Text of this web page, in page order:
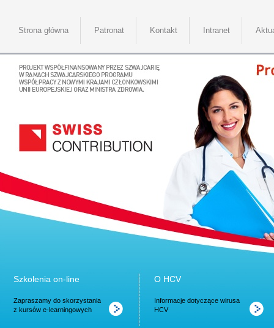
Strona główna Patronat Kontakt Intranet
Szkolenia on-line
Zapraszamy do skorzystania
z kursów e-learningowych
O HCV
Informacje dotyczące wirusa
HCV